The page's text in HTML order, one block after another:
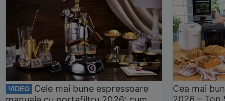
VIDEO
Cele mai bune espressoare
Cea mai